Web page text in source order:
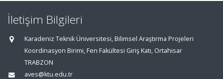
İletişim Bilgileri
Karadeniz Teknik Üniversitesi, Bilimsel Araştırma Projeleri
Koordinasyon Birimi, Fen Fakültesi Giriş Katı, Ortahisar
TRABZON
aves@ktu.edu.tr